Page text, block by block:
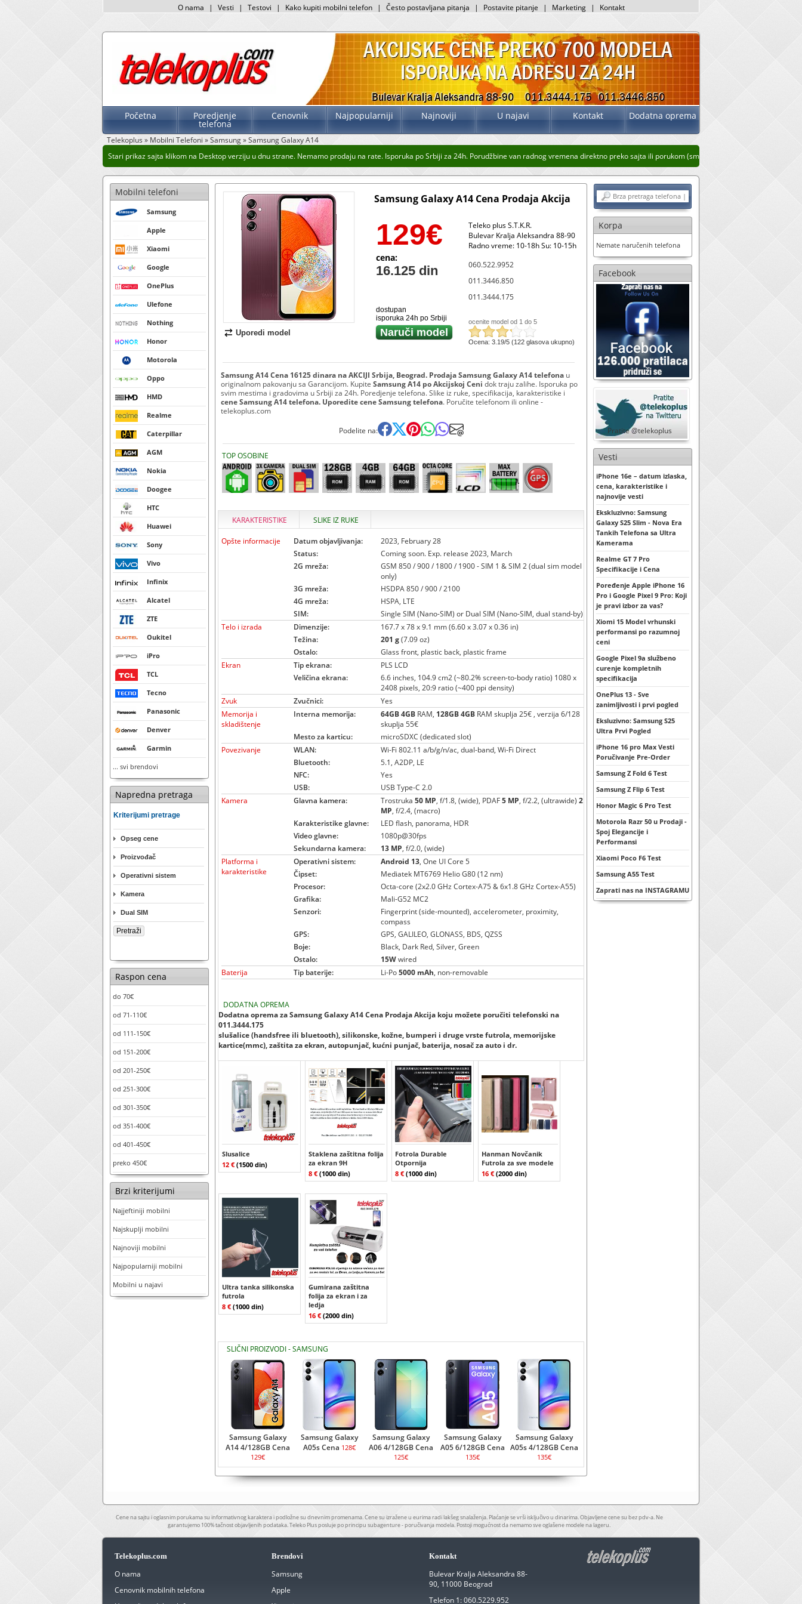
O nama | Vesti | Testovi | Kako kupiti mobilni telefon | Često postavljana pitanja | Postavite pitanje | Marketing | Kontakt
Početna Poredjenje
telefona
Cenovnik Najpopularniji Najnoviji U najavi Kontakt Dodatna oprema
Telekoplus» Mobilni Telefoni »Samsung»Samsung Galaxy A14
Stari prikaz sajta klikom na Desktop verziju u dnu strane. Nemamo prodaju na rate. Isporuka po Srbiji za 24h. Porudžbine van radnog vremena direktno preko sajta ili porukom (sms, whatsup, viber)
Mobilni telefoni
Samsung
Apple
Xiaomi
Google
OnePlus
Ulefone
Nothing
Honor
Motorola
Oppo
HMD
Realme
Caterpillar
AGM
Nokia
Doogee
HTC
Huawei
Sony
Vivo
Infinix
Alcatel
ZTE
Oukitel
iPro
TCL
Tecno
Panasonic
Denver
Garmin
... svi brendovi
Napredna pretraga
Kriterijumi pretrage
Opseg cene
Proizvođač
Operativni sistem
Kamera
Dual SIM
Raspon cena
do 70€
od 71-110€
od 111-150€
od 151-200€
od 201-250€
od 251-300€
od 301-350€
od 351-400€
od 401-450€
preko 450€
Brzi kriterijumi
Najjeftiniji mobilni
Najskuplji mobilni
Najnoviji mobilni
Najpopularniji mobilni
Mobilni u najavi
Uporedi model
Samsung Galaxy A14 Cena Prodaja Akcija
129€
cena:
16.125 din
dostupan
isporuka 24h po Srbiji
Naruči model
Teleko plus S.T.K.R.
Bulevar Kralja Aleksandra 88-90
Radno vreme: 10-18h Su: 10-15h
060.522.9952
011.3446.850
011.3444.175
ocenite model od 1 do 5
Ocena: 3.19/5 (122 glasova ukupno)
Samsung A14 Cena 16125 dinara na AKCIJI Srbija, Beograd. Prodaja Samsung Galaxy A14 telefona u
originalnom pakovanju sa Garancijom. Kupite Samsung A14 po Akcijskoj Ceni dok traju zalihe. Isporuka po
svim mestima i gradovima u Srbiji za 24h. Poredjenje telefona. Slike iz ruke, specifikacija, karakteristike i
cene Samsung A14 telefona. Uporedite cene Samsung telefona. Poručite telefonom ili online -
telekoplus.com
Podelite na:
TOP OSOBINE
KARAKTERISTIKE SLIKE IZ RUKE
Opšte informacije Datum objavljivanja:
2023, February 28
Status:
Coming soon. Exp. release 2023, March
2G mreža:
GSM 850 / 900 / 1800 / 1900 - SIM 1 & SIM 2 (dual sim model
only)
3G mreža:
HSDPA 850 / 900 / 2100
4G mreža:
HSPA, LTE
SIM:
Single SIM (Nano-SIM) or Dual SIM (Nano-SIM, dual stand-by)
Telo i izrada
Dimenzije:
167.7 x 78 x 9.1 mm (6.60 x 3.07 x 0.36 in)
Težina:
201 g(7.09 oz)
Ostalo:
Glass front, plastic back, plastic frame
Ekran
Tip ekrana:
PLS LCD
Veličina ekrana:
6.6 inches, 104.9 cm2 (~80.2% screen-to-body ratio) 1080 x
2408 pixels, 20:9 ratio (~400 ppi density)
Zvuk
Zvučnici:
Yes
Memorija i
skladištenje
Interna memorija: 64GB4GB RAM, 128GB4GB RAM skuplja 25€ , verzija 6/128
skuplja 55€
Mesto za karticu:
microSDXC (dedicated slot)
Povezivanje
WLAN:
Wi-Fi 802.11 a/b/g/n/ac, dual-band, Wi-Fi Direct
Bluetooth:
5.1, A2DP, LE
NFC:
Yes
USB:
USB Type-C 2.0
Kamera
Glavna kamera: Trostruka50 MP, f/1.8, (wide), PDAF5 MP, f/2.2, (ultrawide)2
MP, f/2.4, (macro)
Karakteristike glavne:
LED flash, panorama, HDR
Video glavne:
1080p@30fps
Sekundarna kamera:
13 MP, f/2.0, (wide)
Platforma i
karakteristike
Operativni sistem: Android 13, One UI Core 5
Čipset:
Mediatek MT6769 Helio G80 (12 nm)
Procesor:
Octa-core (2x2.0 GHz Cortex-A75 & 6x1.8 GHz Cortex-A55)
Grafika:
Mali-G52 MC2
Senzori:
Fingerprint (side-mounted), accelerometer, proximity,
compass
GPS:
GPS, GALILEO, GLONASS, BDS, QZSS
Boje:
Black, Dark Red, Silver, Green
Ostalo:
15Wwired
Baterija
Tip baterije: Li-Po5000 mAh, non-removable
DODATNA OPREMA
Dodatna oprema za Samsung Galaxy A14 Cena Prodaja Akcija koju možete poručiti telefonski na
011.3444.175
slušalice (handsfree ili bluetooth), silikonske, kožne, bumperi i druge vrste futrola, memorijske
kartice(mmc), zaštita za ekran, autopunjač, kućni punjač, baterija, nosač za auto i dr.
Slusalice
12 € (1500 din)
Staklena zaštitna folija
za ekran 9H
8 € (1000 din)
Fotrola Durable
Otpornija
8 € (1000 din)
Hanman Novčanik
Futrola za sve modele
16 € (2000 din)
Ultra tanka silikonska
futrola
8 € (1000 din)
Gumirana zaštitna
folija za ekran i za
ledja
16 € (2000 din)
SLIČNI PROIZVODI - SAMSUNG
Samsung Galaxy
A14 4/128GB Cena
129€
Samsung Galaxy
A05s Cena 128€
Samsung Galaxy
A06 4/128GB Cena
125€
Samsung Galaxy
A05 6/128GB Cena
135€
Samsung Galaxy
A05s 4/128GB Cena
135€
Korpa
Nemate naručenih telefona
Facebook
Pratite @telekoplus
Vesti
iPhone 16e – datum izlaska,
cena, karakteristike i
najnovije vesti
Ekskluzivno: Samsung
Galaxy S25 Slim - Nova Era
Tankih Telefona sa Ultra
Kamerama
Realme GT 7 Pro
Specifikacije i Cena
Poređenje Apple iPhone 16
Pro i Google Pixel 9 Pro: Koji
je pravi izbor za vas?
Xiomi 15 Model vrhunski
performansi po razumnoj
ceni
Google Pixel 9a službeno
curenje kompletnih
specifikacija
OnePlus 13 - Sve
zanimljivosti i prvi pogled
Eksluzivno: Samsung S25
Ultra Prvi Pogled
iPhone 16 pro Max Vesti
Poručivanje Pre-Order
Samsung Z Fold 6 Test
Samsung Z Flip 6 Test
Honor Magic 6 Pro Test
Motorola Razr 50 u Prodaji -
Spoj Elegancije i
Performansi
Xiaomi Poco F6 Test
Samsung A55 Test
Zaprati nas na INSTAGRAMU
Cene na sajtu i oglasnim porukama su informativnog karaktera i podložne su dnevnim promenama. Cene su izražene u eurima radi lakšeg snalaženja. Plaćanje se vrši isključivo u dinarima. Objavljene cene su bez pdv-a. Ne
garantujemo 100% tačnost objavljenih podataka. Teleko Plus posluje po principu subagenture - poručivanja modela. Postoji mogućnost da nemamo sve oglašene modele na lageru.
Telekoplus.com
O nama
Cenovnik mobilnih telefona
Brendovi
Samsung
Apple
Kontakt
Bulevar Kralja Aleksandra 88-
90, 11000 Beograd
Telefon 1:060.5229.952